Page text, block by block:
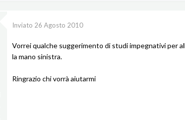
Inviato 26 Agosto 2010
Vorrei qualche suggerimento di studi impegnativi per
la mano sinistra.
Ringrazio chi vorrà aiutarmi